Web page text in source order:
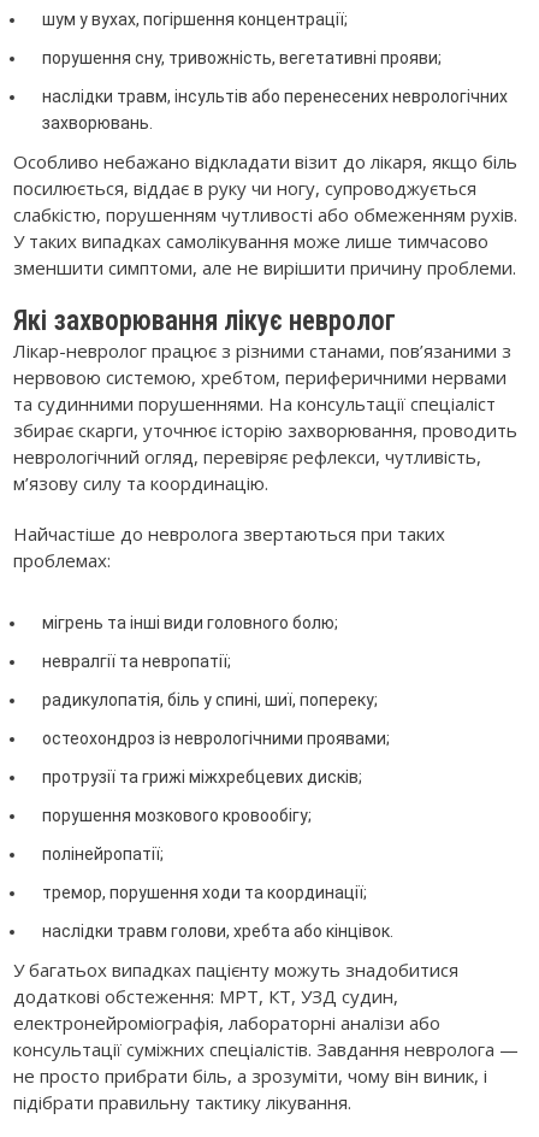
шум у вухах, погіршення концентрації;
порушення сну, тривожність, вегетативні прояви;
наслідки травм, інсультів або перенесених неврологічних
захворювань.
Особливо небажано відкладати візит до лікаря, якщо біль
посилюється, віддає в руку чи ногу, супроводжується
слабкістю, порушенням чутливості або обмеженням рухів.
У таких випадках самолікування може лише тимчасово
зменшити симптоми, але не вирішити причину проблеми.
Які захворювання лікує невролог
Лікар-невролог працює з різними станами, пов’язаними з
нервовою системою, хребтом, периферичними нервами
та судинними порушеннями. На консультації спеціаліст
збирає скарги, уточнює історію захворювання, проводить
неврологічний огляд, перевіряє рефлекси, чутливість,
м’язову силу та координацію.
Найчастіше до невролога звертаються при таких
проблемах:
мігрень та інші види головного болю;
невралгії та невропатії;
радикулопатія, біль у спині, шиї, попереку;
остеохондроз із неврологічними проявами;
протрузії та грижі міжхребцевих дисків;
порушення мозкового кровообігу;
полінейропатії;
тремор, порушення ходи та координації;
наслідки травм голови, хребта або кінцівок.
У багатьох випадках пацієнту можуть знадобитися
додаткові обстеження: МРТ, КТ, УЗД судин,
електронейроміографія, лабораторні аналізи або
консультації суміжних спеціалістів. Завдання невролога —
не просто прибрати біль, а зрозуміти, чому він виник, і
підібрати правильну тактику лікування.